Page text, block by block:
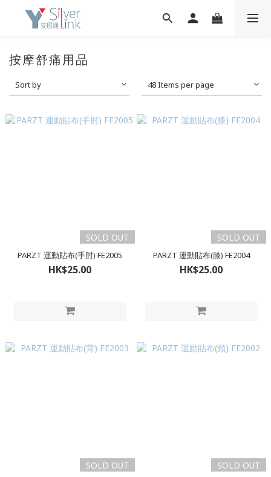
按摩舒痛用品
Sort by 48 Items per page
SOLD OUT
PARZT 運動貼布(手肘) FE2005
HK$25.00
SOLD OUT
PARZT 運動貼布(膝) FE2004
HK$25.00
SOLD OUT SOLD OUT